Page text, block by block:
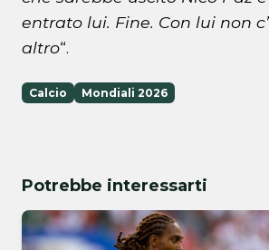
entrato lui. Fine. Con lui non
altro“.
Calcio Mondiali 2026
Potrebbe interessarti